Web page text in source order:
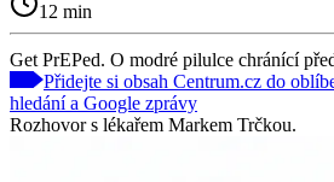
12 min
Get PrEPed. O modré pilulce chránící
Přidejte si obsah Centrum.cz do
hledání a Google zprávy
Rozhovor s lékařem Markem Trčkou.